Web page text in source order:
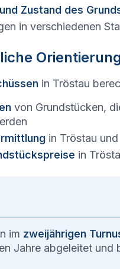
Zustand des
in verschiedenen
in Tröstau
von Grundstücken,
in Tröstau
in
im zweijährigen
Jahre abgeleitet und